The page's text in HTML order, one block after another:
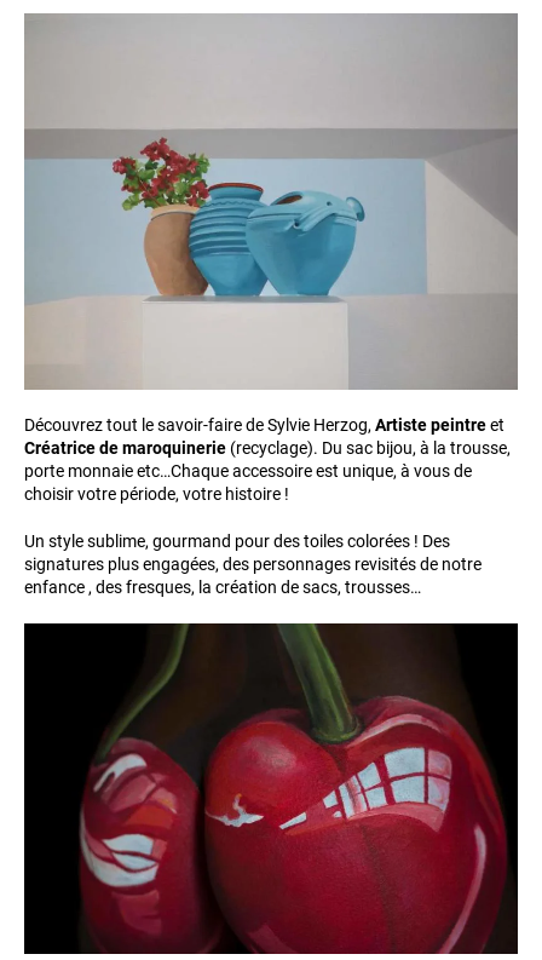
Découvrez tout le savoir-faire de Sylvie Herzog, Artiste peintreet
Créatrice de maroquinerie (recyclage). Du sac bijou, à la trousse,
porte monnaie etc…Chaque accessoire est unique, à vous de
choisir votre période, votre histoire !
Un style sublime, gourmand pour des toiles colorées ! Des
signatures plus engagées, des personnages revisités de notre
enfance , des fresques, la création de sacs, trousses…